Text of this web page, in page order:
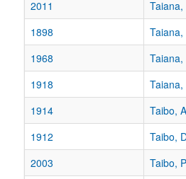
2011
1898
1968
1918
1914
Taibo,
1912
Taibo,
2003
Taibo,